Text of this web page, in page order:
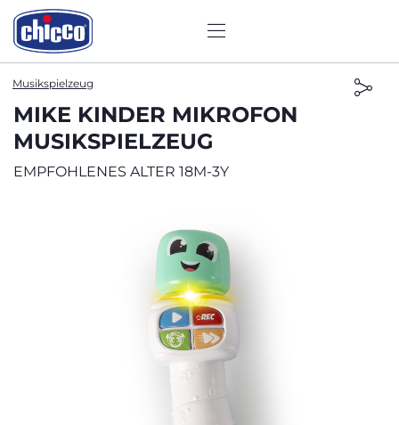
Musikspielzeug
MIKE KINDER MIKROFON
MUSIKSPIELZEUG
EMPFOHLENES ALTER 18M-3Y